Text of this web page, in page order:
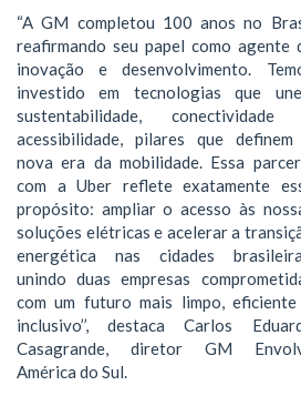
“A GM completou 100 anos no
reafirmando seu papel como agente
inovação e desenvolvimento.
investido em tecnologias que
sustentabilidade, conectividade
acessibilidade, pilares que
nova era da mobilidade. Essa
com a Uber reflete exatamente
propósito: ampliar o acesso às
soluções elétricas e acelerar a
energética nas cidades
unindo duas empresas
com um futuro mais limpo,
inclusivo’’, destaca Carlos
Casagrande, diretor GM
América do Sul.